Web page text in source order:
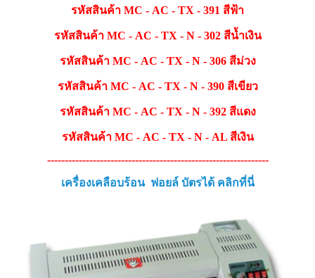
รหัสสินค้า MC - AC - TX - 391 สีฟ้า
รหัสสินค้า MC - AC - TX - N - 302 สีน้ำเงิน
รหัสสินค้า MC - AC - TX - N - 306 สีม่วง
รหัสสินค้า MC - AC - TX - N - 390 สีเขียว
รหัสสินค้า MC - AC - TX - N - 392 สีแดง
รหัสสินค้า MC - AC - TX - N - AL สีเงิน
---------------------------------------------------------------
เครื่องเคลือบร้อน ฟอยล์ บัตรได้ คลิกที่นี่